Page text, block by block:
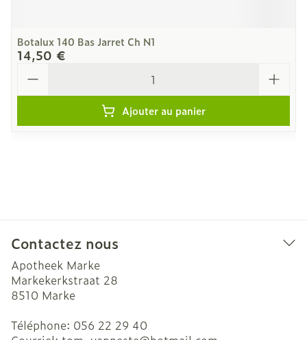
Botalux 140 Bas Jarret Ch N1
14,50 €
Ajouter au panier
Contactez nous
Apotheek Marke
Markekerkstraat 28
8510 Marke
Téléphone: 056 22 29 40